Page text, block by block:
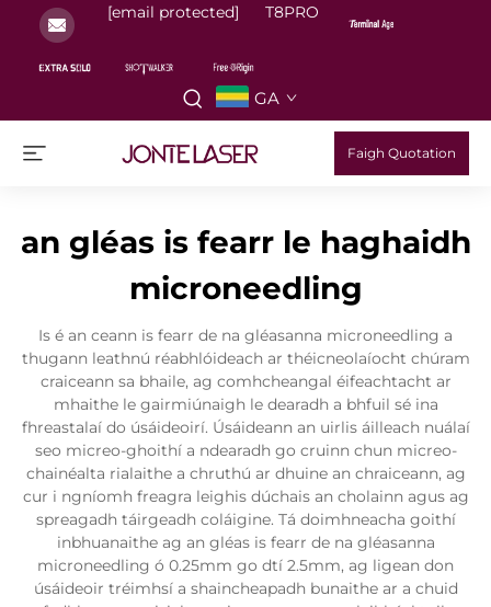
[email protected] T8PRO
GA
Faigh Quotation
an gléas is fearr le haghaidh
microneedling
Is é an ceann is fearr de na gléasanna microneedling a
thugann leathnú réabhlóideach ar théicneolaíocht chúram
craiceann sa bhaile, ag comhcheangal éifeachtacht ar
mhaithe le gairmiúnaigh le dearadh a bhfuil sé ina
fhreastalaí do úsáideoirí. Úsáideann an uirlis áilleach nuálaí
seo micreo-ghoithí a ndearadh go cruinn chun micreo-
chainéalta rialaithe a chruthú ar dhuine an chraiceann, ag
cur i ngníomh freagra leighis dúchais an cholainn agus ag
spreagadh táirgeadh coláigine. Tá doimhneacha goithí
inbhuanaithe ag an gléas is fearr de na gléasanna
microneedling ó 0.25mm go dtí 2.5mm, ag ligean don
úsáideoir tréimhsí a shaincheapadh bunaithe ar a chuid